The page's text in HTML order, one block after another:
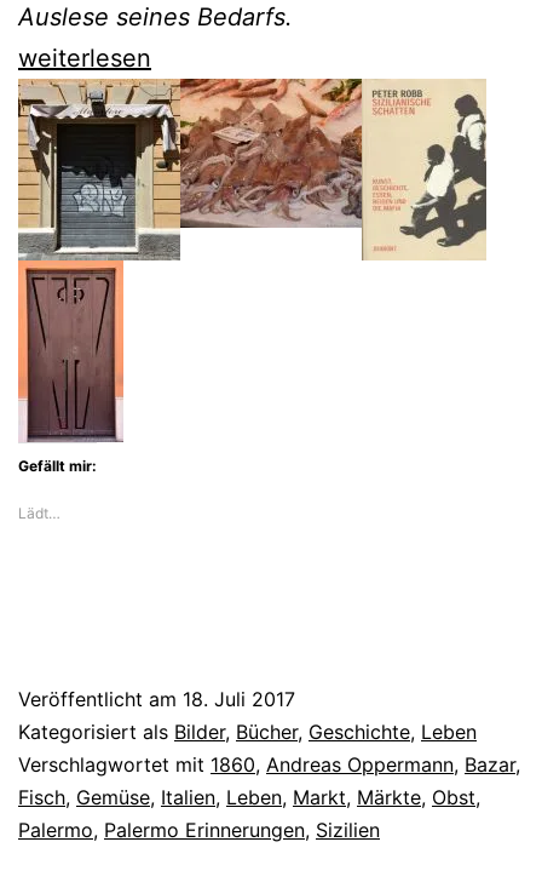
Auslese seines Bedarfs.
Mit
Andreas
Oppermann
1860
durch
Palermo
(3)
Märkte
weiterlesen
Gefällt mir:
Lädt…
Veröffentlicht am 18. Juli 2017
Kategorisiert als Bilder, Bücher, Geschichte, Leben
Verschlagwortet mit 1860, Andreas Oppermann, Bazar,
Fisch, Gemüse, Italien, Leben, Markt, Märkte, Obst,
Palermo, Palermo Erinnerungen, Sizilien